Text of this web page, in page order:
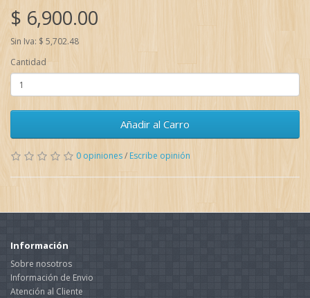
$ 6,900.00
Sin Iva: $ 5,702.48
Cantidad
Añadir al Carro
0 opiniones/ Escribe opinión
Información
Sobre nosotros
Información de Envio
Atención al Cliente